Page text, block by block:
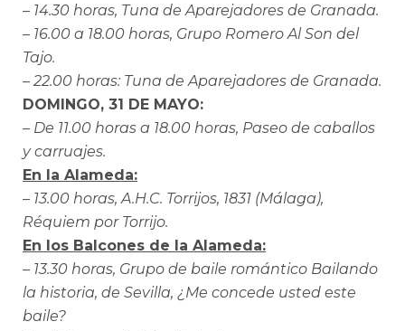
– 14.30 horas, Tuna de Aparejadores de Granada.
– 16.00 a 18.00 horas, Grupo Romero Al Son del
Tajo.
– 22.00 horas: Tuna de Aparejadores de Granada.
DOMINGO, 31 DE MAYO:
– De 11.00 horas a 18.00 horas, Paseo de caballos
y carruajes.
En la Alameda:
– 13.00 horas, A.H.C. Torrijos, 1831 (Málaga),
Réquiem por Torrijo.
En los Balcones de la Alameda:
– 13.30 horas, Grupo de baile romántico Bailando
la historia, de Sevilla, ¿Me concede usted este
baile?